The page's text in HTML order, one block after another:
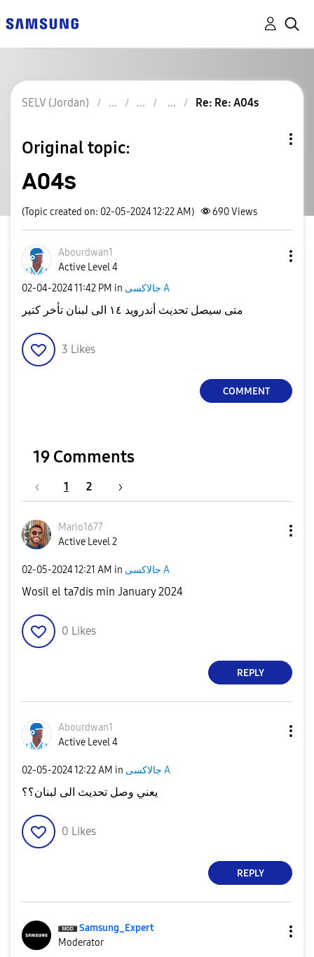
SELV (Jordan) Re: Re: A04s
Original topic:
A04s
(Topic created on: 02-05-2024 12:22 AM) 690Views
Abourdwan1
Active Level 4
‎02-04-202411:42 PM in جالاكسى A
متى سيصل تحديث أندرويد ١٤ الى لبنان تأخر كتير
3 Likes
COMMENT
19 Comments
1 2
Mario1677
Active Level 2
‎02-05-202412:21 AM in جالاكسى A
Wosil el ta7dis min January 2024
0 Likes
REPLY
Abourdwan1
Active Level 4
‎02-05-202412:22 AM in جالاكسى A
يعني وصل تحديث الى لبنان؟؟
0 Likes
REPLY
Samsung_Expert
Moderator